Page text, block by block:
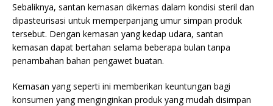
Sebaliknya, santan kemasan dikemas dalam kondisi steril dan
dipasteurisasi untuk memperpanjang umur simpan produk
tersebut. Dengan kemasan yang kedap udara, santan
kemasan dapat bertahan selama beberapa bulan tanpa
penambahan bahan pengawet buatan.
Kemasan yang seperti ini memberikan keuntungan bagi
konsumen yang menginginkan produk yang mudah disimpan